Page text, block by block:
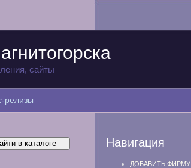
сайты
релизы
Навигация
ДОБАВИТЬ ФИРМУ